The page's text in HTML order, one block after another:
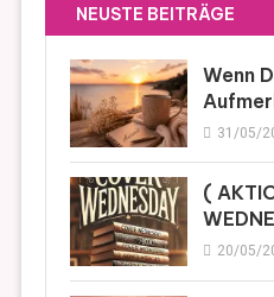
NEUSTE BEITRÄGE
Wenn
31/05/
(
20/05/